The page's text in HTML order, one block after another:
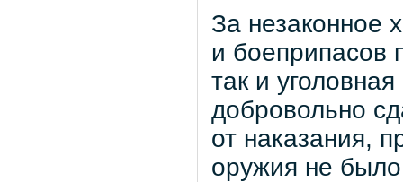
За незаконное
и боеприпасов
так и
добровольно
от наказания,
оружия не